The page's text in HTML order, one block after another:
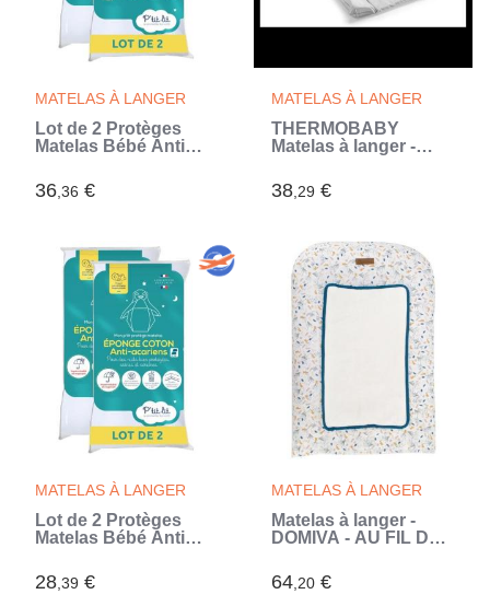
MATELAS À LANGER
Lot de 2 Protèges
Matelas Bébé Anti
- Alèse Imperméable -
Bouclette 100% coton
36,36 €
MATELAS À LANGER
THERMOBABY
Matelas à langer -
38,29 €
MATELAS À LANGER
Lot de 2 Protèges
Matelas Bébé Anti
Couffin, Nacelle,
Landeau - Alèse
28,39 €
MATELAS À LANGER
Matelas à langer -
DOMIVA - AU FIL DE
(Blanc)
64,20 €